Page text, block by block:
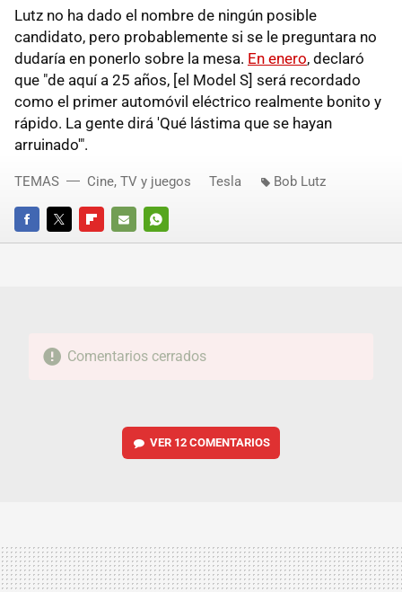
Lutz no ha dado el nombre de ningún posible
candidato, pero probablemente si se le preguntara no
dudaría en ponerlo sobre la mesa. En enero, declaró
que "de aquí a 25 años, [el Model S] será recordado
como el primer automóvil eléctrico realmente bonito y
rápido. La gente dirá 'Qué lástima que se hayan
arruinado'".
FACEBOOKTWITTERFLIPBOARD
E-
WHATSAPP
TEMAS Cine, TV y juegos Tesla Bob Lutz
Comentarios cerrados
VER 12 COMENTARIOS